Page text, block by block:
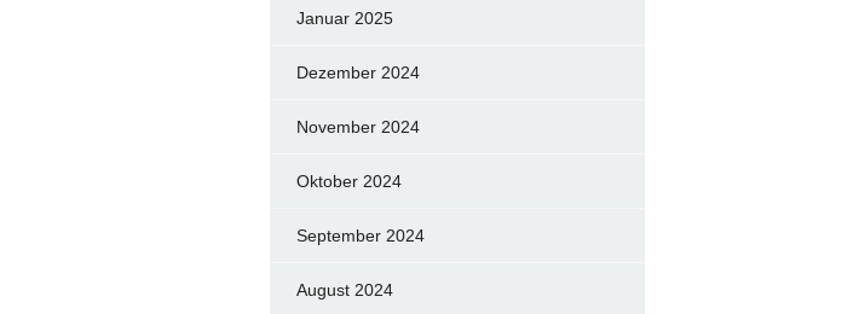
Januar 2025
Dezember 2024
November 2024
Oktober 2024
September 2024
August 2024